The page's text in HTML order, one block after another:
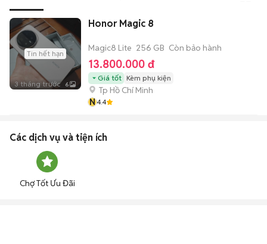
Tin hết hạn
3 tháng trước 6
Honor Magic 8
Magic8 Lite 256 GB Còn bảo hành
13.800.000 đ
Giá tốt Kèm phụ kiện
Tp Hồ Chí Minh
N4.4
Các dịch vụ và tiện ích
Chợ Tốt Ưu Đãi